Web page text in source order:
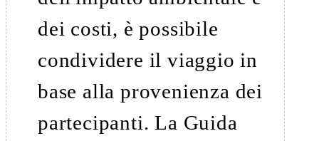
dei costi, è possibile
condividere il viaggio in
base alla provenienza dei
partecipanti. La Guida